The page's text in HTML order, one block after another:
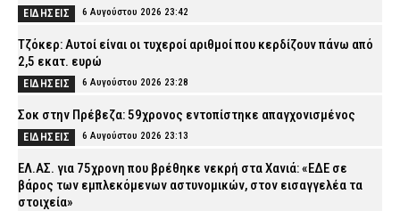
ΕΙΔΗΣΕΙΣ 6 Αυγούστου 2026 23:42
Τζόκερ: Αυτοί είναι οι τυχεροί αριθμοί που κερδίζουν πάνω από
2,5 εκατ. ευρώ
ΕΙΔΗΣΕΙΣ 6 Αυγούστου 2026 23:28
Σοκ στην Πρέβεζα: 59χρονος εντοπίστηκε απαγχονισμένος
ΕΙΔΗΣΕΙΣ 6 Αυγούστου 2026 23:13
ΕΛ.ΑΣ. για 75χρονη που βρέθηκε νεκρή στα Χανιά: «ΕΔΕ σε
βάρος των εμπλεκόμενων αστυνομικών, στον εισαγγελέα τα
στοιχεία»